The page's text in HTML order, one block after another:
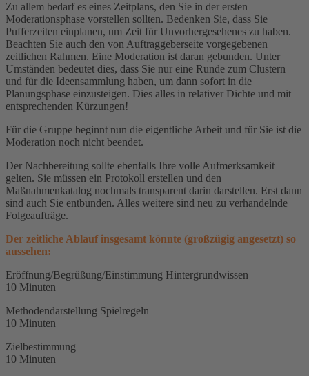
Zu allem bedarf es eines Zeitplans, den Sie in der ersten
Moderationsphase vorstellen sollten. Bedenken Sie, dass Sie
Pufferzeiten einplanen, um Zeit für Unvorhergesehenes zu haben.
Beachten Sie auch den von Auftraggeberseite vorgegebenen
zeitlichen Rahmen. Eine Moderation ist daran gebunden. Unter
Umständen bedeutet dies, dass Sie nur eine Runde zum Clustern
und für die Ideensammlung haben, um dann sofort in die
Planungsphase einzusteigen. Dies alles in relativer Dichte und mit
entsprechenden Kürzungen!
Für die Gruppe beginnt nun die eigentliche Arbeit und für Sie ist die
Moderation noch nicht beendet.
Der Nachbereitung sollte ebenfalls Ihre volle Aufmerksamkeit
gelten. Sie müssen ein Protokoll erstellen und den
Maßnahmenkatalog nochmals transparent darin darstellen. Erst dann
sind auch Sie entbunden. Alles weitere sind neu zu verhandelnde
Folgeaufträge.
Der zeitliche Ablauf insgesamt könnte (großzügig angesetzt) so
aussehen:
Eröffnung/Begrüßung/Einstimmung Hintergrundwissen
10 Minuten
Methodendarstellung Spielregeln
10 Minuten
Zielbestimmung
10 Minuten